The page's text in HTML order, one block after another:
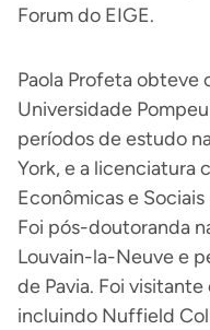
Forum do EIGE.
Paola Profeta obteve
Universidade
períodos de estudo
York, e a licenciatura
Econômicas e
Foi pós-doutoranda
Louvain-la-Neuve e
de Pavia. Foi
incluindo Nuffield